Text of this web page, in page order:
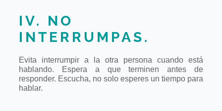
IV. NO
INTERRUMPAS.
Evita interrumpir a la otra persona cuando está
hablando. Espera a que terminenantes de
responder. Escucha, no solo esperes un tiempo para
hablar.